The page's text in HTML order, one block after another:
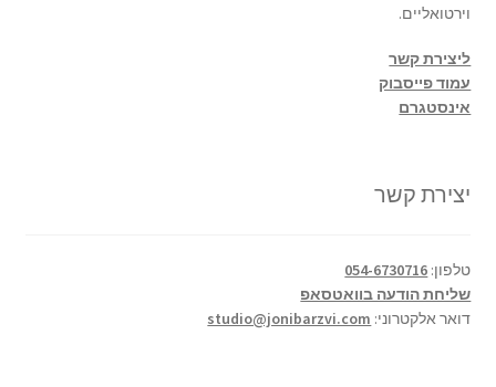
וירטואליים.
ליצירת קשר
עמוד פייסבוק
אינסטגרם
יצירת קשר
טלפון: 054-6730716
שליחת הודעה בוואטסאפ
דואר אלקטרוני: studio@jonibarzvi.com